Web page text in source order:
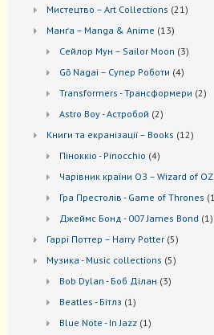
Мистецтво – Art Collections 21 21
Манґа – Manga & Anime 1313
Сейлор Мун – Sailor Moon 33
Gō Nagai – Супер Роботи 44
Transformers - Трансформери 22
Astro Boy - Астробой 22
Книги та екранізації – Books 1212
Піноккіо - Pinocchio 44
Чарівник країни ОЗ – Wizard of OZ
Гра Престолів - Game of Thrones 1
Джеймс Бонд - 007 James Bond 1 1
Гаррі Поттер – Harry Potter 55
Музика - Music collections 55
Bob Dylan - Боб Ділан 33
Beatles - Бітлз 1 1
Blue Note - In Jazz 1 1